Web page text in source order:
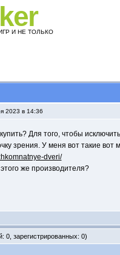
И НЕ ТОЛЬКО
2023 в 14:36
Для того, чтобы
зрения. У меня вот такие вот
dveri/
же производителя?
0, зарегистрированных: 0)